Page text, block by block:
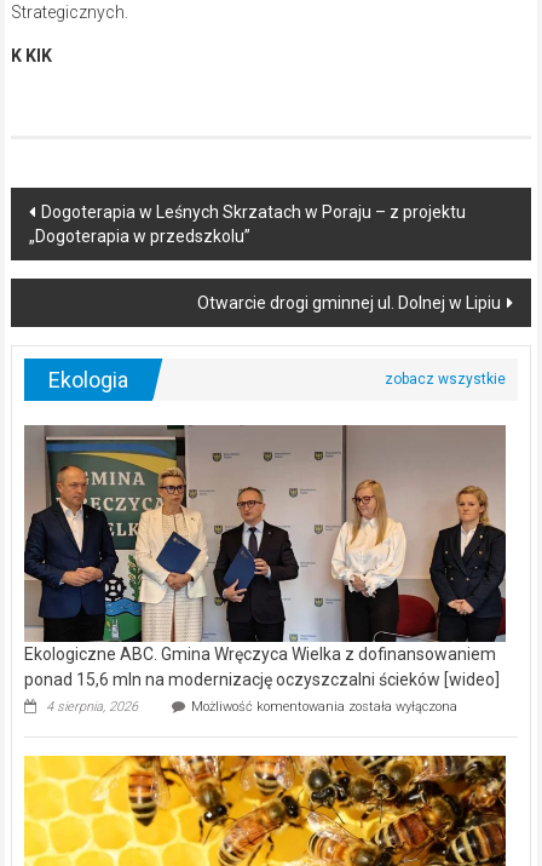
Strategicznych.
K KIK
Post
navigation
Dogoterapia w Leśnych Skrzatach w Poraju – z projektu
„Dogoterapia w przedszkolu”
Otwarcie drogi gminnej ul. Dolnej w Lipiu
Ekologia
Ekologiczne ABC. Gmina Wręczyca Wielka z dofinansowaniem
ponad 15,6 mln na modernizację oczyszczalni ścieków [wideo]
4 sierpnia, 2026 Możliwość komentowania Ekologiczne
Wręczyca
Wielka
z
dofinansowaniem
ponad
15,6
została wyłączona